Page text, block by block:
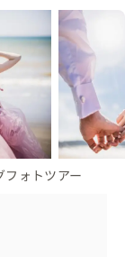
ォトツアー